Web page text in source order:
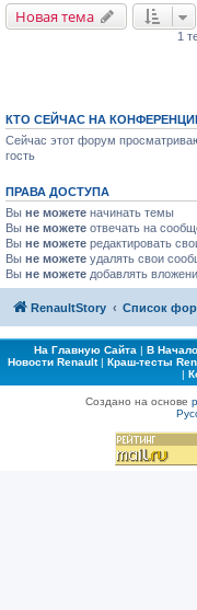
Новая тема
1
КТО СЕЙЧАС НА
Сейчас этот форум
гость
ПРАВА ДОСТУПА
Вы не можете начинать темы
Вы не можете отвечать на
Вы не можете редактировать
Вы не можете удалять свои
Вы не можете добавлять
RenaultStory Список
На Главную Сайта | В
Новости Renault| Краш-тесты
|
Создано на основе